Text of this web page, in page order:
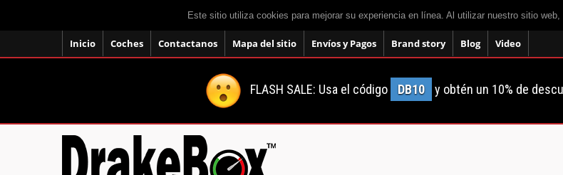
Este sitio utiliza cookies para mejorar su experiencia en línea. Al utilizar nuestro sitio
Inicio Coches Contactanos Mapa del sitio Envíos y Pagos Brand story Blog Video
FLASH SALE: Usa el código DB10 y obtén un 10% de